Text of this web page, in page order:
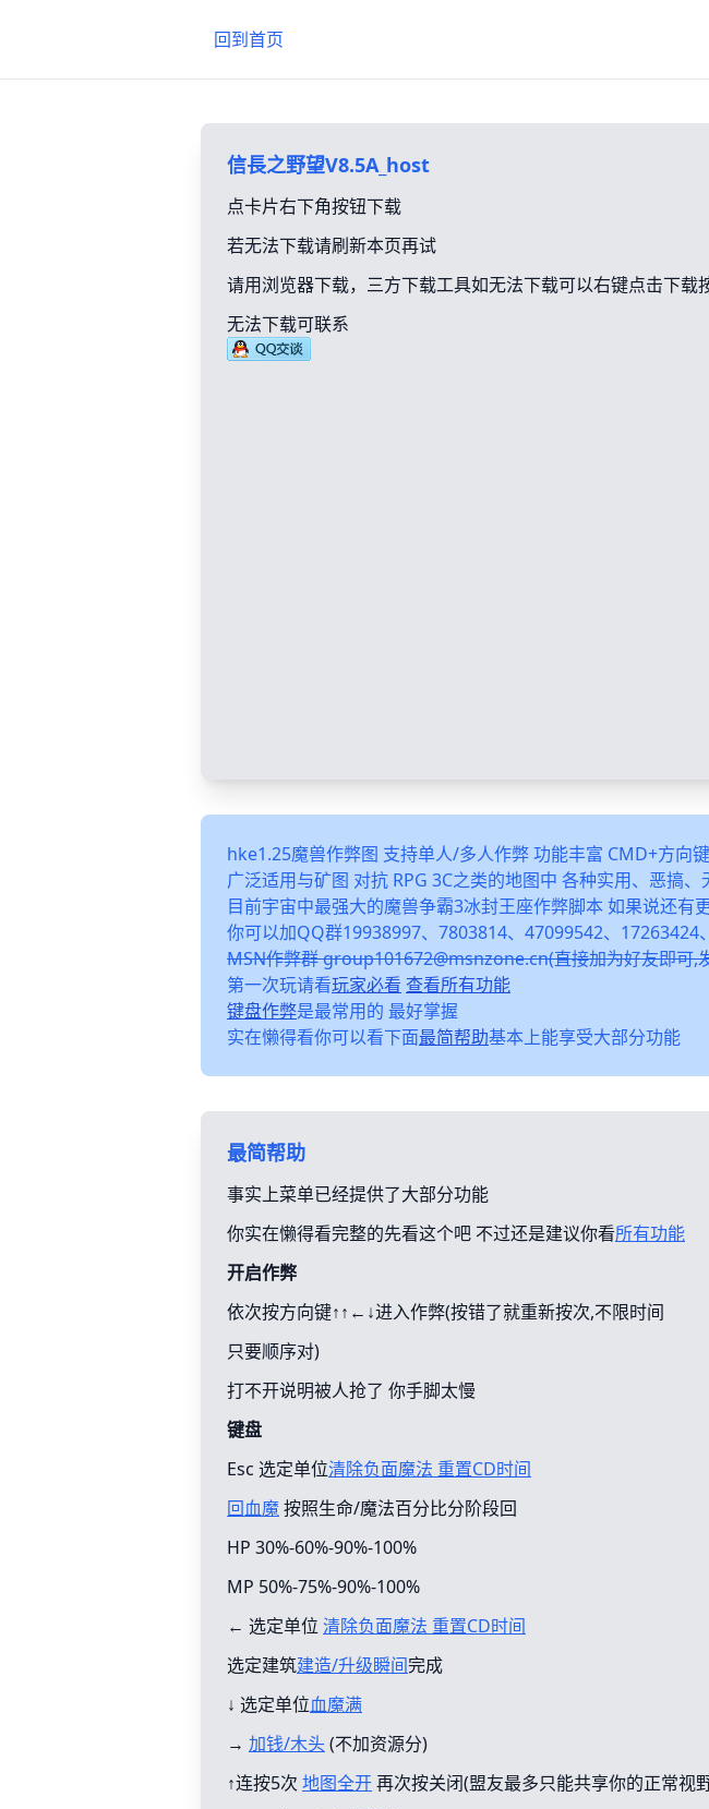
回到首页
信長之野望V8.5A_host
点卡片右下角按钮下载
若无法下载请刷新本页再试
请用浏览器下载，三方下载工具如无法下载可以右键点击下载
无法下载可联系
hke1.25魔兽作弊图 支持单人/多人作弊 功能丰富 CMD+方向
广泛适用与矿图 对抗 RPG 3C之类的地图中 各种实用、恶搞
目前宇宙中最强大的魔兽争霸3冰封王座作弊脚本 如果说还有
你可以加QQ群19938997、7803814、47099542、
MSN作弊群 group101672@msnzone.cn(直接加为好友即可,
第一次玩请看玩家必看 查看所有功能
键盘作弊是最常用的 最好掌握
实在懒得看你可以看下面最简帮助基本上能享受大部分功能
最简帮助
事实上菜单已经提供了大部分功能
你实在懒得看完整的先看这个吧 不过还是建议你看所有功能
开启作弊
依次按方向键↑↑←↓进入作弊(按错了就重新按次,不限时间
只要顺序对)
打不开说明被人抢了 你手脚太慢
键盘
Esc 选定单位清除负面魔法 重置CD时间
回血魔按照生命/魔法百分比分阶段回
HP 30%-60%-90%-100%
MP 50%-75%-90%-100%
← 选定单位 清除负面魔法 重置CD时间
选定建筑建造/升级瞬间完成
↓ 选定单位血魔满
→ 加钱/木头(不加资源分)
↑连按5次 地图全开再次按关闭(盟友最多只能共享你的正常视